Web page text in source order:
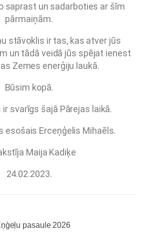
saprast un sadarboties ar šīm
pārmaiņām.
stāvoklis ir tas, kas atver jūs
un tādā veidā jūs spējat ienest
Zemes enerģiju laukā.
Būsim kopā.
svarīgs šajā Pārejas laikā.
esošais Erceņģelis Mihaēls.
Maija Kadiķe
24.02.2023.
pasaule 2026